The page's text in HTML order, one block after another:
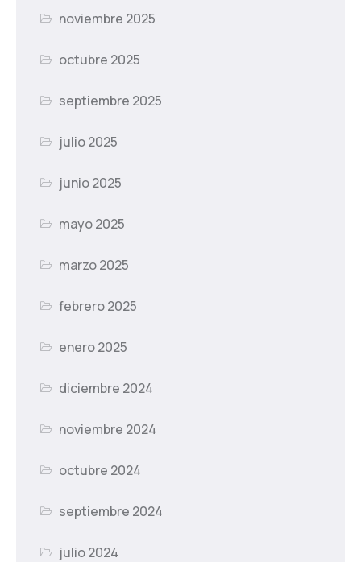
noviembre 2025
octubre 2025
septiembre 2025
julio 2025
junio 2025
mayo 2025
marzo 2025
febrero 2025
enero 2025
diciembre 2024
noviembre 2024
octubre 2024
septiembre 2024
julio 2024